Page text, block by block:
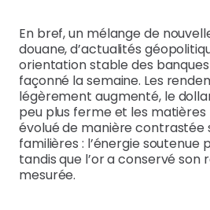
En bref, un mélange de
douane, d’actualités
orientation stable des
façonné la semaine. Les
légèrement augmenté, le
peu plus ferme et les
évolué de manière contrastée
familières : l’énergie soutenue
tandis que l’or a conservé son
mesurée.